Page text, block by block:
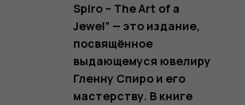
Spiro – The Art of a
Jewel” — это издание,
посвящённое
выдающемуся ювелиру
Гленну Спиро и его
мастерству. В книге